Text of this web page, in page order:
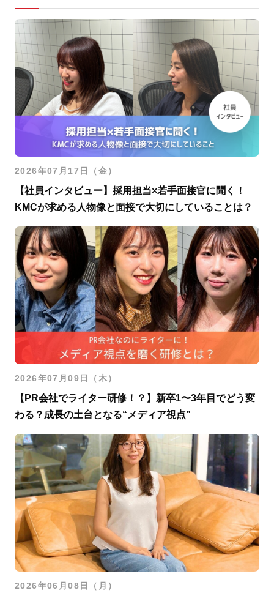
2026年07月17日（金）
【社員インタビュー】採用担当×若手面接官に聞く！
KMCが求める人物像と面接で大切にしていることは？
2026年07月09日（木）
【PR会社でライター研修！？】新卒1〜3年目でどう変
わる？成長の土台となる“メディア視点”
2026年06月08日（月）